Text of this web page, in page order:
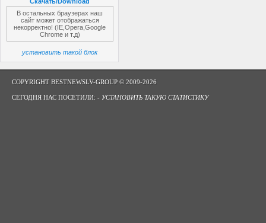
В остальных браузерах наш
сайт может отображаться
некорректно! (IE,Opera,Google
Chrome и т.д)
установить такой блок
COPYRIGHT BESTNEWSLV-GROUP © 2009-2026
СЕГОДНЯ НАС ПОСЕТИЛИ: - УСТАНОВИТЬ ТАКУЮ СТАТИСТИКУ